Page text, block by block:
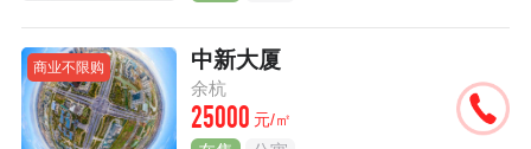
商业不限购 中新大厦
余杭
25000 元/㎡